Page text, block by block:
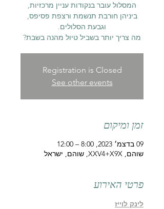
המסלול עובר בנקודות עניין מרכזיות,
ביניהן חורבת תנשמת ורצפת פסיפס,
מה צריך יותר בשביל טיול מהנה בשבת?
Registration is Closed
See other events
זמן ומיקום
09 בדצמ׳ 2023, 8:00 – 12:00
שוהם, XXV4+X9X, שוהם, ישראל
פרטי האירוע
לינק לוייז